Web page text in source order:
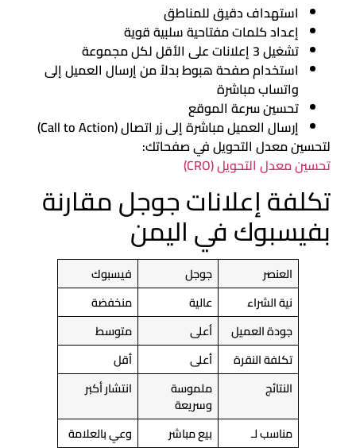
استهداف دقيق للمناطق
إعداد كلمات مفتاحية سلبية قوية
تشغيل 3 إعلانات على الأقل لكل مجموعة
استخدام صفحة هبوط بدلاً من إرسال العميل إلى
واتساب مباشرة
تحسين سرعة الموقع
إرسال العميل مباشرة إلى زر اتصال (Call to Action)
لتحسين معدل التحويل في صفحاتك:
تحسين معدل التحويل (CRO)
تكلفة إعلانات جوجل مقارنة
بفيسبوك في اليمن
العنصر جوجل
فيسبوك
نية الشراء
عالية
منخفضة
جودة العميل
أعلى
متوسط
تكلفة النقرة
أعلى
أقل
النتائج
ملموسة
وسريعة
انتشار أكبر
مناسب لـ بيع مباشر وعي بالعلامة